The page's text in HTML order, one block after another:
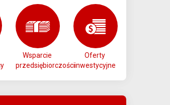
Wsparcie
przedsiębiorczości
Oferty
inwestycyjne